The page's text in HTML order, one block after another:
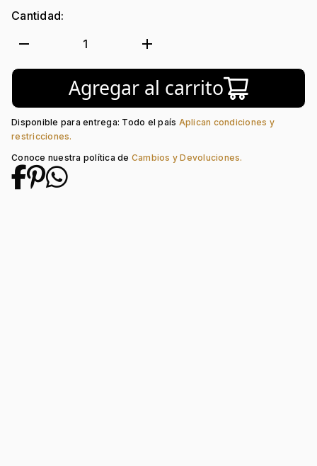
Género:
Luminiscente:
Forma de caja:
Redondo
Calendario: Si
Tipo de cristal: Mineral
Color del Bisel:
Azul
Color del tablero: Azul
Color del Pulso:
Material del pulso:
Acero
Tipo de cierre:
Cantidad:
remove 1 add
Agregar al carrito
Disponible para entrega: Todo el país Aplican condiciones y
restricciones.
Conoce nuestra política de Cambios y Devoluciones.